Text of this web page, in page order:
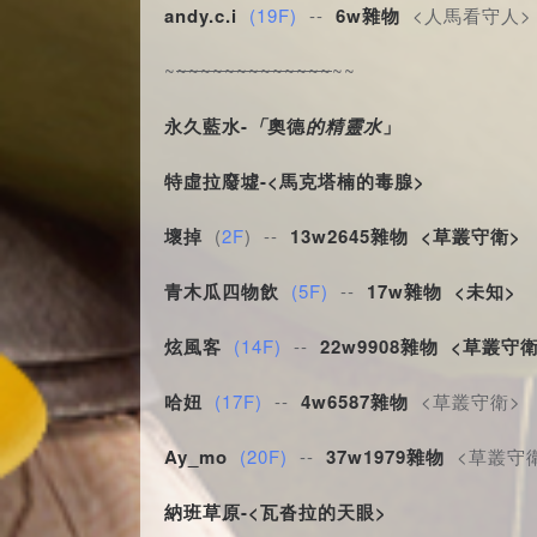
andy.c.i (19F) -- 6w雜物 <人馬看守人>
~~~~~~~~~~~~~~~~
永久藍水- 「奧德的精靈水」
特虛拉廢墟-<馬克塔楠的毒腺>
壞掉 (2F) -- 13w2645雜物 <草叢守衛>
青木瓜四物飲 (5F) -- 17w雜物 <未知>
炫風客 (14F) -- 22w9908雜物 <草叢守
哈妞 (17F) -- 4w6587雜物 <草叢守衛>
Ay_mo (20F) -- 37w1979雜物 <草叢守
納班草原-<瓦沓拉的天眼>